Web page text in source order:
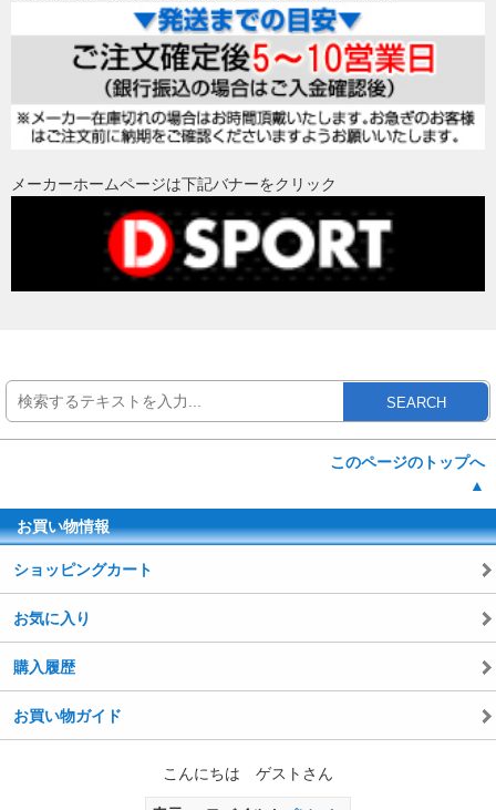
メーカーホームページは下記バナーをクリック
SEARCH
このページのトップへ
▲
お買い物情報
ショッピングカート
お気に入り
購入履歴
お買い物ガイド
こんにちは ゲストさん